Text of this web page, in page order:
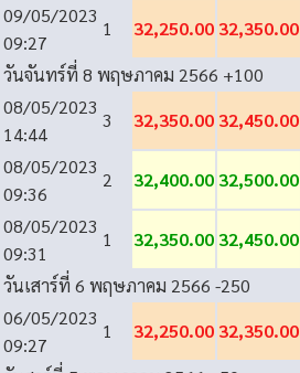
09/05/2023
09:27
1 32,250.00 32,350.00
วันจันทร์ที่ 8 พฤษภาคม 2566 +100
08/05/2023
14:44
3 32,350.00 32,450.00
08/05/2023
09:36
2 32,400.00 32,500.00
08/05/2023
09:31
1 32,350.00 32,450.00
วันเสาร์ที่ 6 พฤษภาคม 2566 -250
06/05/2023
09:27
1 32,250.00 32,350.00